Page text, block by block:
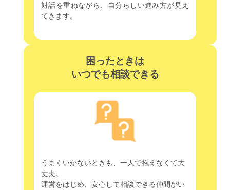
対話を重ねながら、自分らしい進み方が見え
てきます。
困ったときは
いつでも相談できる
うまくいかないときも、一人で抱えなくて大
丈夫。
運営をはじめ、安心して相談できる仲間がい